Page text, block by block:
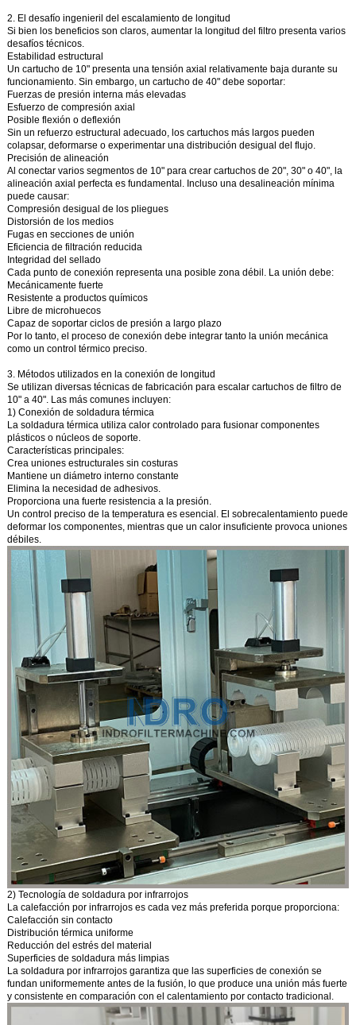
2. El desafío ingenieril del escalamiento de longitud
Si bien los beneficios son claros, aumentar la longitud del filtro presenta varios
desafíos técnicos.
Estabilidad estructural
Un cartucho de 10" presenta una tensión axial relativamente baja durante su
funcionamiento. Sin embargo, un cartucho de 40" debe soportar:
Fuerzas de presión interna más elevadas
Esfuerzo de compresión axial
Posible flexión o deflexión
Sin un refuerzo estructural adecuado, los cartuchos más largos pueden
colapsar, deformarse o experimentar una distribución desigual del flujo.
Precisión de alineación
Al conectar varios segmentos de 10" para crear cartuchos de 20", 30" o 40", la
alineación axial perfecta es fundamental. Incluso una desalineación mínima
puede causar:
Compresión desigual de los pliegues
Distorsión de los medios
Fugas en secciones de unión
Eficiencia de filtración reducida
Integridad del sellado
Cada punto de conexión representa una posible zona débil. La unión debe:
Mecánicamente fuerte
Resistente a productos químicos
Libre de microhuecos
Capaz de soportar ciclos de presión a largo plazo
Por lo tanto, el proceso de conexión debe integrar tanto la unión mecánica
como un control térmico preciso.
3. Métodos utilizados en la conexión de longitud
Se utilizan diversas técnicas de fabricación para escalar cartuchos de filtro de
10" a 40". Las más comunes incluyen:
1) Conexión de soldadura térmica
La soldadura térmica utiliza calor controlado para fusionar componentes
plásticos o núcleos de soporte.
Características principales:
Crea uniones estructurales sin costuras
Mantiene un diámetro interno constante
Elimina la necesidad de adhesivos.
Proporciona una fuerte resistencia a la presión.
Un control preciso de la temperatura es esencial. El sobrecalentamiento puede
deformar los componentes, mientras que un calor insuficiente provoca uniones
débiles.
2) Tecnología de soldadura por infrarrojos
La calefacción por infrarrojos es cada vez más preferida porque proporciona:
Calefacción sin contacto
Distribución térmica uniforme
Reducción del estrés del material
Superficies de soldadura más limpias
La soldadura por infrarrojos garantiza que las superficies de conexión se
fundan uniformemente antes de la fusión, lo que produce una unión más fuerte
y consistente en comparación con el calentamiento por contacto tradicional.